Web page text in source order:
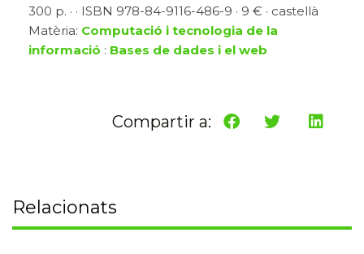
300 p. · · ISBN 978-84-9116-486-9 · 9 € · castellà
Matèria: Computació i tecnologia de la
informació : Bases de dades i el web
Compartir a:
Relacionats